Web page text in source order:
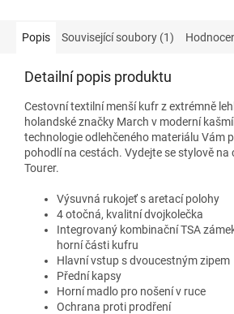
Popis Související soubory (1)
Detailní popis produktu
Cestovní textilní menší kufr z extrémně
holandské značky March v moderní
technologie odlehčeného materiálu Vám
pohodlí na cestách. Vydejte se stylově na
Tourer.
Výsuvná rukojeť s aretací polohy
4 otočná, kvalitní dvojkolečka
Integrovaný kombinační TSA
horní části kufru
Hlavní vstup s dvoucestným zipem
Přední kapsy
Horní madlo pro nošení v ruce
Ochrana proti prodření